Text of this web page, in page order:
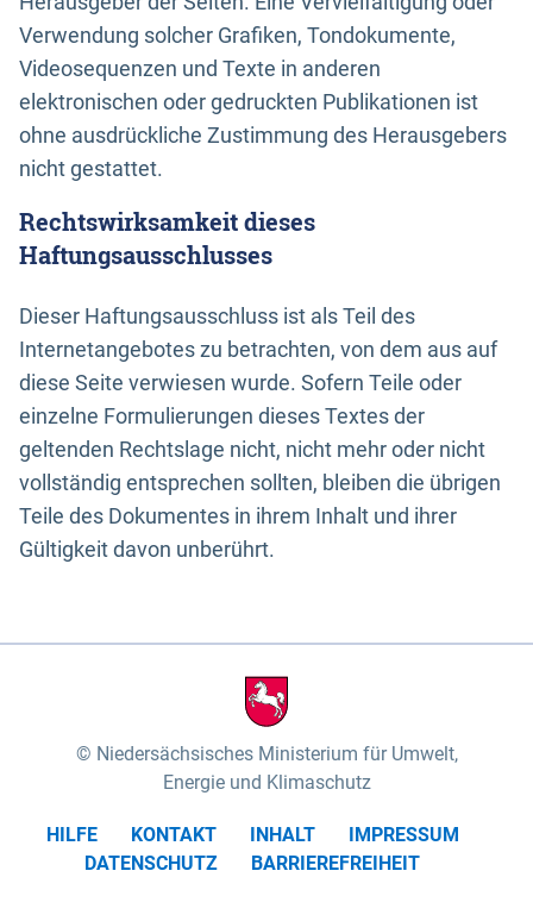
Verwendung solcher Grafiken, Tondokumente,
Videosequenzen und Texte in anderen
elektronischen oder gedruckten Publikationen ist
ohne ausdrückliche Zustimmung des Herausgebers
nicht gestattet.
Rechtswirksamkeit dieses
Haftungsausschlusses
Dieser Haftungsausschluss ist als Teil des
Internetangebotes zu betrachten, von dem aus auf
diese Seite verwiesen wurde. Sofern Teile oder
einzelne Formulierungen dieses Textes der
geltenden Rechtslage nicht, nicht mehr oder nicht
vollständig entsprechen sollten, bleiben die übrigen
Teile des Dokumentes in ihrem Inhalt und ihrer
Gültigkeit davon unberührt.
Niedersächsisches Ministerium für Umwelt,
Energie und Klimaschutz
HILFE KONTAKT INHALT
IMPRESSUM
DATENSCHUTZ
BARRIEREFREIHEIT